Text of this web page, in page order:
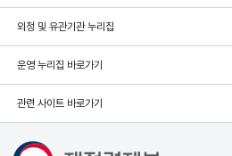
외청 및 유관기관 누리집
운영 누리집 바로가기
관련 사이트 바로가기